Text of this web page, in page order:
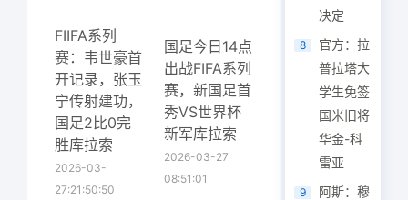
FIIFA系列
赛：韦世豪首
开记录，张玉
宁传射建功，
国足2比0完
胜库拉索
2026-03-
27:21:50:50
国足今日14点
出战FIFA系列
赛，新国足首
秀VS世界杯
新军库拉索
2026-03-27
08:51:01
决定
8
官方：拉
普拉塔大
学生免签
国米旧将
华金-科
雷亚
9
阿斯：穆